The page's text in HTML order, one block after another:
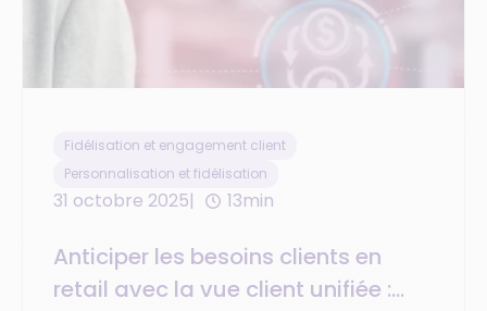
Fidélisation et engagement client
Personnalisation et fidélisation
31 octobre 2025 13min
Anticiper les besoins clients en
retail avec la vue client unifiée :